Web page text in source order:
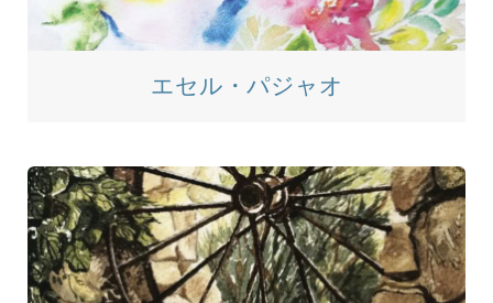
エセル・パジャオ